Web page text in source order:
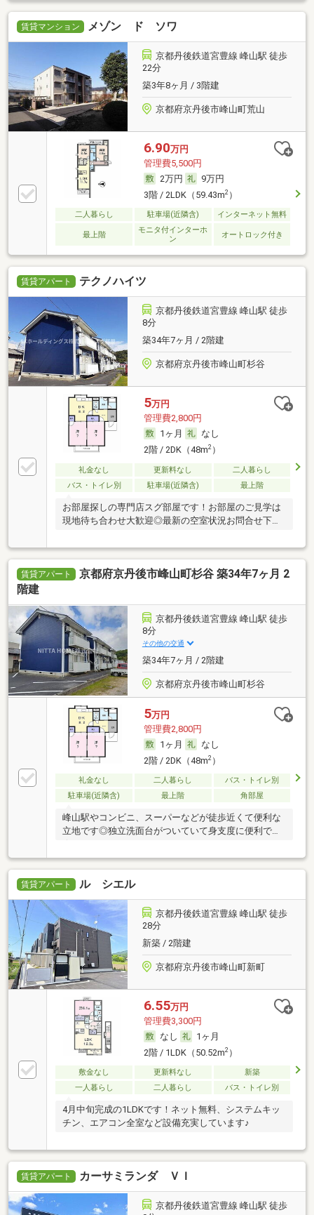
賃貸マンション メゾン ド ソワ
京都丹後鉄道宮豊線 峰山駅 徒歩
22分
築3年8ヶ月 / 3階建
京都府京丹後市峰山町荒山
6.90万円
管理費5,500円
2万円
9万円
3階 / 2LDK（59.43m2）
二人暮らし 駐車場(近隣含) インターネット無料
最上階
モニタ付インターホ
ン
オートロック付き
賃貸アパート テクノハイツ
京都丹後鉄道宮豊線 峰山駅 徒歩
8分
築34年7ヶ月 / 2階建
京都府京丹後市峰山町杉谷
5万円
管理費2,800円
1ヶ月
なし
2階 / 2DK（48m2）
礼金なし 更新料なし
二人暮らし
バス・トイレ別
駐車場(近隣含) 最上階
お部屋探しの専門店スグ部屋です！お部屋のご見学は
現地待ち合わせ大歓迎◎最新の空室状況お問合せ下さ
賃貸アパート
京都府京丹後市峰山町杉谷 築34年7ヶ月 2
階建
京都丹後鉄道宮豊線 峰山駅 徒歩
8分
その他の交通
築34年7ヶ月 / 2階建
京都府京丹後市峰山町杉谷
5万円
管理費2,800円
1ヶ月
なし
2階 / 2DK（48m2）
礼金なし 二人暮らし
バス・トイレ別
駐車場(近隣含)
最上階 角部屋
峰山駅やコンビニ、スーパーなどが徒歩近くて便利な
立地です◎独立洗面台がついていて身支度に便利です
賃貸アパート ル シエル
京都丹後鉄道宮豊線 峰山駅 徒歩
28分
新築 / 2階建
京都府京丹後市峰山町新町
6.55万円
管理費3,300円
なし
1ヶ月
2階 / 1LDK（50.52m2）
敷金なし 更新料なし
新築
一人暮らし
二人暮らし バス・トイレ別
4月中旬完成の1LDKです！ネット無料、システムキッ
チン、エアコン全室など設備充実しています♪
賃貸アパート カーサミランダ ＶＩ
京都丹後鉄道宮豊線 峰山駅 徒歩